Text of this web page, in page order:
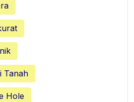
Tanah
Hole